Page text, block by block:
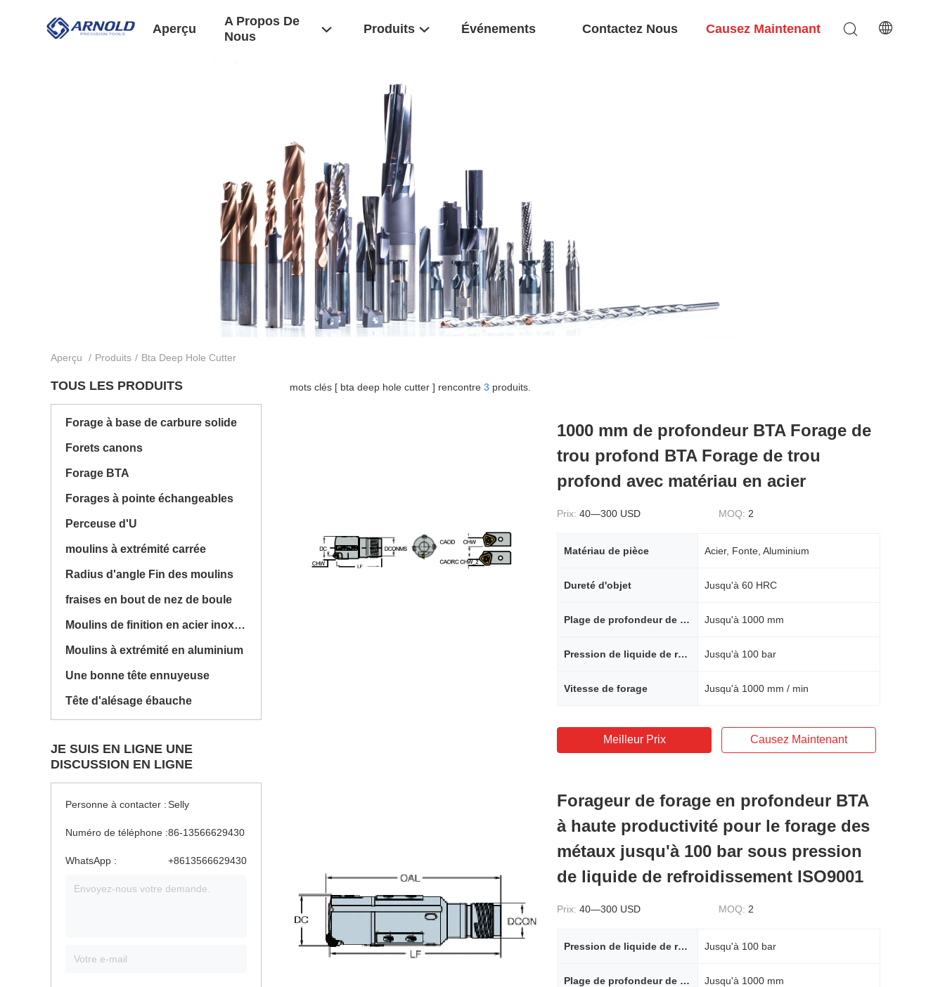
Aperçu
A Propos De
Nous
Produits Événements Contactez Nous Causez Maintenant
Aperçu / Produits / Bta Deep Hole Cutter
TOUS LES PRODUITS
Forage à base de carbure solide
Forets canons
Forage BTA
Forages à pointe échangeables
Perceuse d'U
moulins à extrémité carrée
Radius d'angle Fin des moulins
fraises en bout de nez de boule
Moulins de finition en acier inoxydable
Moulins à extrémité en aluminium
Une bonne tête ennuyeuse
Tête d'alésage ébauche
JE SUIS EN LIGNE UNE
DISCUSSION EN LIGNE
Personne à contacter :Selly
Numéro de téléphone :86-13566629430
WhatsApp : +8613566629430
mots clés [ bta deep hole cutter ] rencontre 3 produits.
1000 mm de profondeur BTA Forage de
trou profond BTA Forage de trou
profond avec matériau en acier
Prix: 40—300 USD MOQ: 2
Matériau de pièce Acier, Fonte, Aluminium
Dureté d'objet Jusqu'à 60 HRC
Plage de profondeur de forage Jusqu'à 1000 mm
Pression de liquide de refroidissement Jusqu'à 100 bar
Vitesse de forage Jusqu'à 1000 mm / min
Meilleur Prix Causez Maintenant
Forageur de forage en profondeur BTA
à haute productivité pour le forage des
métaux jusqu'à 100 bar sous pression
de liquide de refroidissement ISO9001
Prix: 40—300 USD MOQ: 2
Pression de liquide de refroidissement Jusqu'à 100 bar
Plage de profondeur de forage Jusqu'à 1000 mm